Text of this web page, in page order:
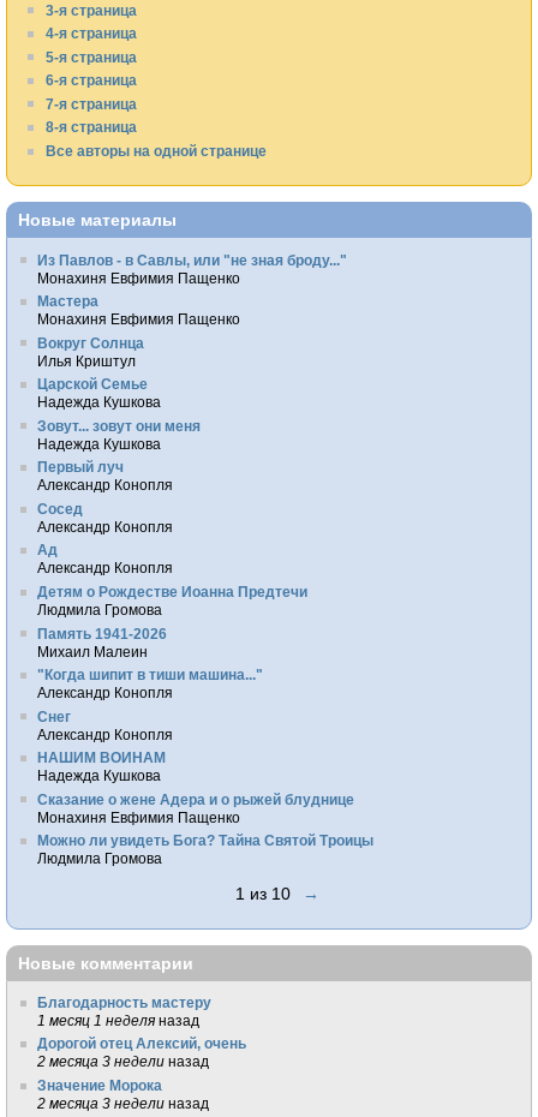
3-я страница
4-я страница
5-я страница
6-я страница
7-я страница
8-я страница
Все авторы на одной странице
Новые материалы
Из Павлов - в Савлы, или "не зная броду..."
Монахиня Евфимия Пащенко
Мастера
Монахиня Евфимия Пащенко
Вокруг Солнца
Илья Криштул
Царской Семье
Надежда Кушкова
Зовут... зовут они меня
Надежда Кушкова
Первый луч
Александр Конопля
Сосед
Александр Конопля
Ад
Александр Конопля
Детям о Рождестве Иоанна Предтечи
Людмила Громова
Память 1941-2026
Михаил Малеин
"Когда шипит в тиши машина..."
Александр Конопля
Снег
Александр Конопля
НАШИМ ВОИНАМ
Надежда Кушкова
Сказание о жене Адера и о рыжей блуднице
Монахиня Евфимия Пащенко
Можно ли увидеть Бога? Тайна Святой Троицы
Людмила Громова
1 из 10 →
Новые комментарии
Благодарность мастеру
1 месяц 1 неделя назад
Дорогой отец Алексий, очень
2 месяца 3 недели назад
Значение Морока
2 месяца 3 недели назад